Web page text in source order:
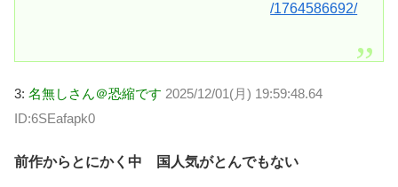
/1764586692/
3: 名無しさん＠恐縮です 2025/12/01(月) 19:59:48.64
ID:6SEafapk0
前作からとにかく中 国人気がとんでもない